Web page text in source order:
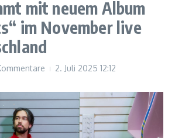
mit neuem Album
im November live
2. Juli 2025 12:12